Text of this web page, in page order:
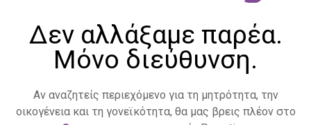
Δεν αλλάξαμε παρέα.
Μόνο διεύθυνση.
Αν αναζητείς περιεχόμενο για τη μητρότητα, την
οικογένεια και τη γονεϊκότητα, θα μας βρεις πλέον στο